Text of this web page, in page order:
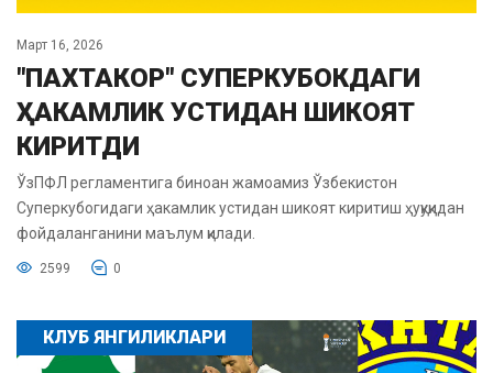
Март 16, 2026
"ПАХТАКОР" СУПЕРКУБОКДАГИ
ҲАКАМЛИК УСТИДАН ШИКОЯТ
КИРИТДИ
ЎзПФЛ регламентига биноан жамоамиз Ўзбекистон
Суперкубогидаги ҳакамлик устидан шикоят киритиш ҳуқуқидан
фойдаланганини маълум қилади.
2599 0
КЛУБ ЯНГИЛИКЛАРИ